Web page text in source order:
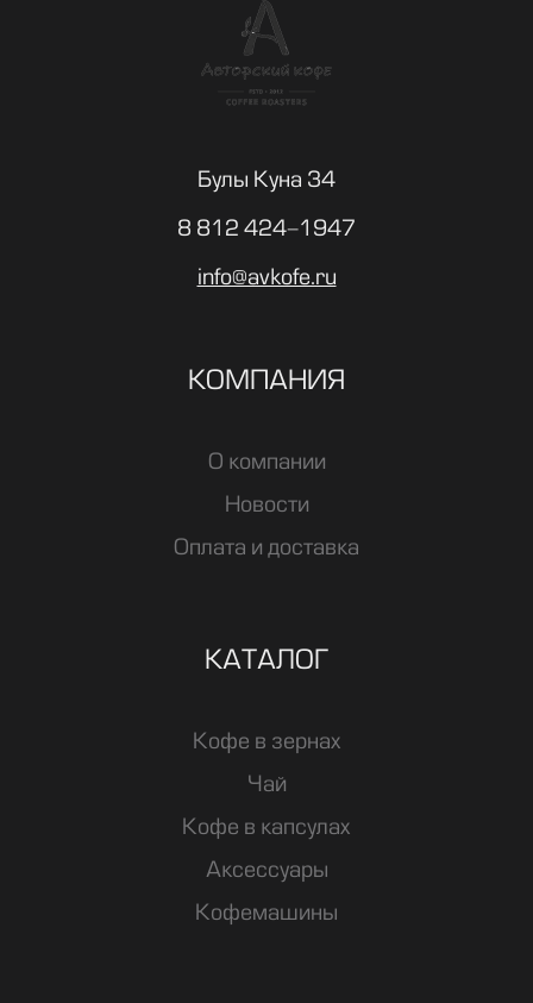
Булы Куна 34
8 812 424-1947
info@avkofe.ru
КОМПАНИЯ
О компании
Новости
Оплата и доставка
КАТАЛОГ
Кофе в зернах
Чай
Кофе в капсулах
Аксессуары
Кофемашины